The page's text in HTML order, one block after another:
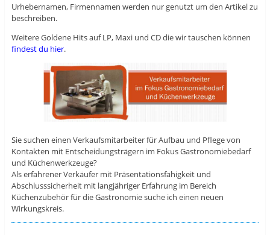
Urhebernamen, Firmennamen werden nur genutzt um den Artikel zu
beschreiben.
Weitere Goldene Hits auf LP, Maxi und CD die wir tauschen können
findest du hier.
Sie suchen einen Verkaufsmitarbeiter für Aufbau und Pflege von
Kontakten mit Entscheidungsträgern im Fokus Gastronomiebedarf
und Küchenwerkzeuge?
Als erfahrener Verkäufer mit Präsentationsfähigkeit und
Abschlusssicherheit mit langjähriger Erfahrung im Bereich
Küchenzubehör für die Gastronomie suche ich einen neuen
Wirkungskreis.